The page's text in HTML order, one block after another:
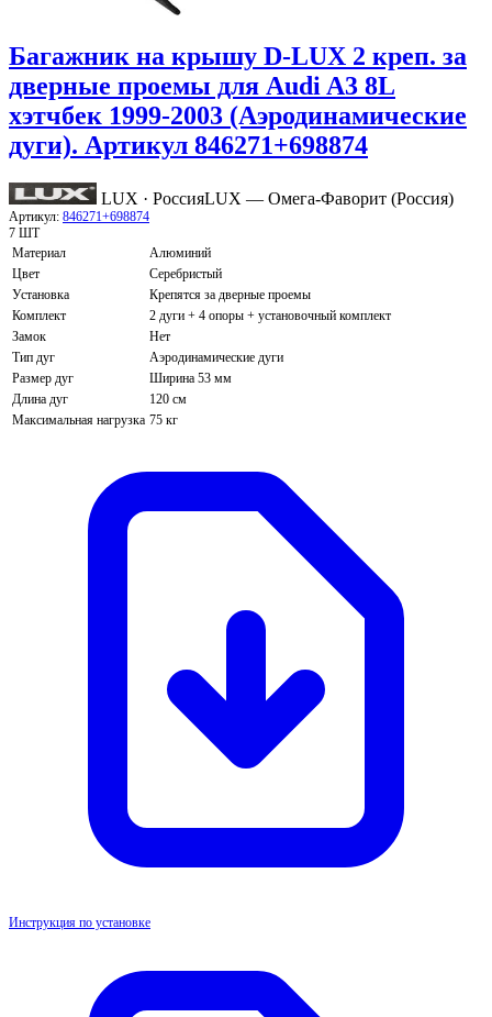
Багажник на крышу D-LUX 2 креп. за
дверные проемы для Audi A3 8L
хэтчбек 1999-2003 (Аэродинамические
дуги). Артикул 846271+698874
LUX · РоссияLUX — Омега-Фаворит (Россия)
Артикул: 846271+698874
7 ШТ
Материал
Алюминий
Цвет
Серебристый
Установка
Крепятся за дверные проемы
Комплект
2 дуги + 4 опоры + установочный комплект
Замок
Нет
Тип дуг
Аэродинамические дуги
Размер дуг
Ширина 53 мм
Длина дуг
120 см
Максимальная нагрузка 75 кг
Инструкция по установке